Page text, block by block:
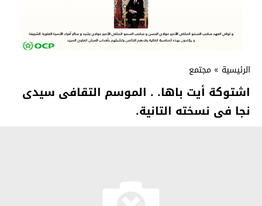
الرئيسية » مجتمع
اشتوكة أيت باها. . الموسم التقافى سيدى
نجا فى نسخته التانية.